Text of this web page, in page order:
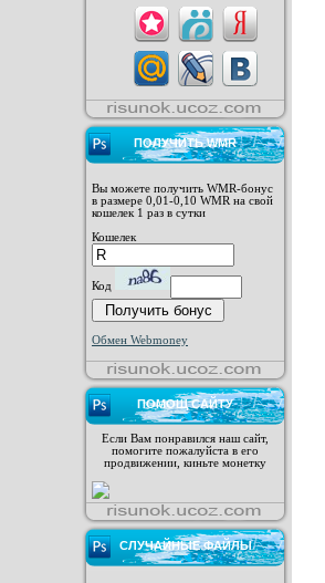
ПОЛУЧИТЬ WMR
Вы можете получить WMR-бонус
в размере 0,01-0,10 WMR на свой
кошелек 1 раз в сутки
Кошелек
Код
Обмен Webmoney
ПОМОЩ САЙТУ
Если Вам понравился наш сайт,
помогите пожалуйста в его
продвижении, киньте монетку
СЛУЧАЙНЫЕ ФАЙЛЫ